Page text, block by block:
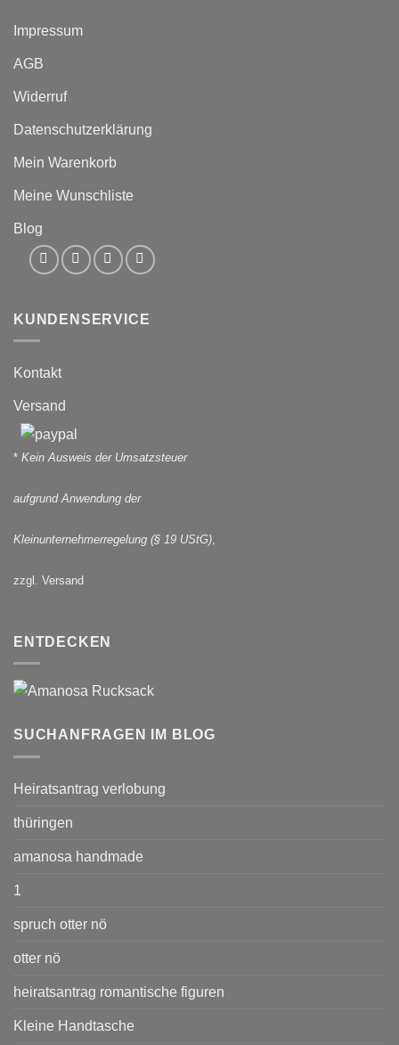
Impressum
AGB
Widerruf
Datenschutzerklärung
Mein Warenkorb
Meine Wunschliste
Blog
KUNDENSERVICE
Kontakt
Versand
* Kein Ausweis der Umsatzsteuer
aufgrund Anwendung der
Kleinunternehmerregelung (§ 19 UStG),
zzgl. Versand
ENTDECKEN
SUCHANFRAGEN IM BLOG
Heiratsantrag verlobung
thüringen
amanosa handmade
1
spruch otter nö
otter nö
heiratsantrag romantische figuren
Kleine Handtasche